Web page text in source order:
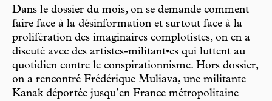
Dans le dossier du mois, on se demande comment
faire face à la désinformation et surtout face à la
prolifération des imaginaires complotistes, on en a
discuté avec des artistes-militant•es qui luttent au
quotidien contre le conspirationnisme. Hors dossier,
on a rencontré Frédérique Muliava, une militante
Kanak déportée jusqu’en France métropolitaine